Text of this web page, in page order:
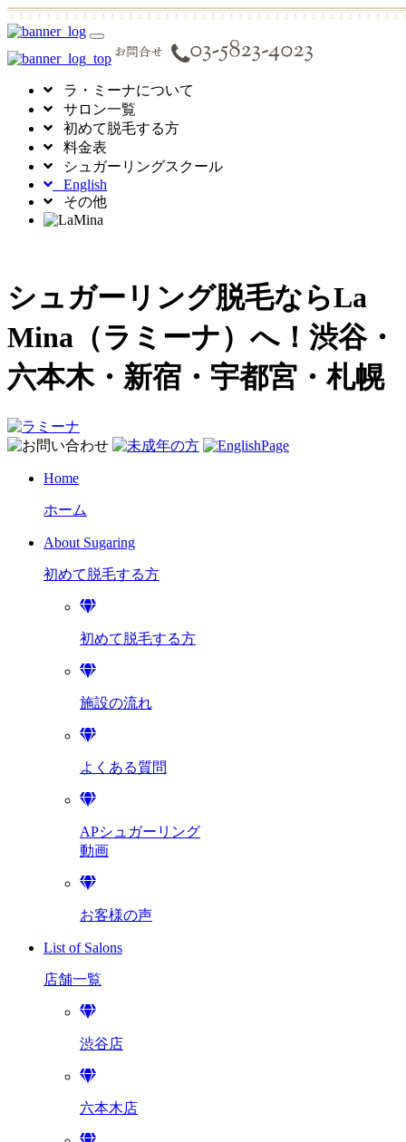
toggle
navigation
ラ・ミーナについて
サロン一覧
初めて脱毛する方
料金表
シュガーリングスクール
English
その他
シュガーリング脱毛ならLa
Mina（ラミーナ）へ！渋谷・
六本木・新宿・宇都宮・札幌
Home
ホーム
About Sugaring
初めて脱毛する方
初めて脱毛する方
施設の流れ
よくある質問
APシュガーリング
動画
お客様の声
List of Salons
店舗一覧
渋谷店
六本木店